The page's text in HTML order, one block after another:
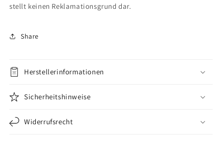
stellt keinen Reklamationsgrund dar.
Share
Herstellerinformationen
Sicherheitshinweise
Widerrufsrecht